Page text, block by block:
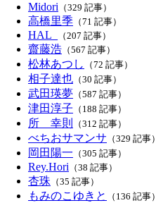
Midori （329 記事）
高橋里季 （71 記事）
HAL_ （207 記事）
齋藤浩 （567 記事）
松林あつし （72 記事）
相子達也 （30 記事）
武田瑛夢 （587 記事）
津田淳子 （188 記事）
所 幸則 （312 記事）
べちおサマンサ （329 記事）
岡田陽一 （305 記事）
Rey.Hori （38 記事）
杏珠 （35 記事）
もみのこゆきと （136 記事）